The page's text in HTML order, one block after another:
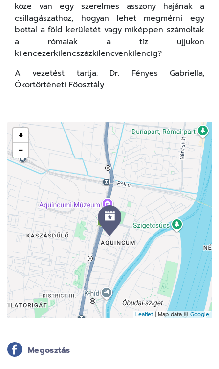
köze van egy szerelmes asszony hajának a
csillagászathoz, hogyan lehet megmérni egy
bottal a föld kerületét vagy miképpen számoltak
a rómaiak a tíz ujjukon
kilencezerkilencszázkilencvenkilencig?
A vezetést tartja: Dr. Fényes Gabriella,
Ókortörténeti Főosztály
+
−
Leaflet | Map data © Google
Megosztás